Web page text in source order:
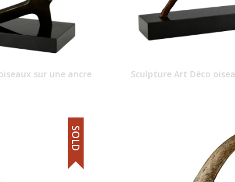
sur une ancre Sculpture Art Déco
SOLD